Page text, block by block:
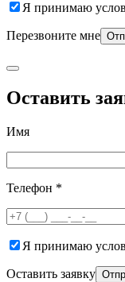
Я принимаю
Перезвоните мне
Оставить
Имя
Телефон *
Я принимаю
Оставить заявку